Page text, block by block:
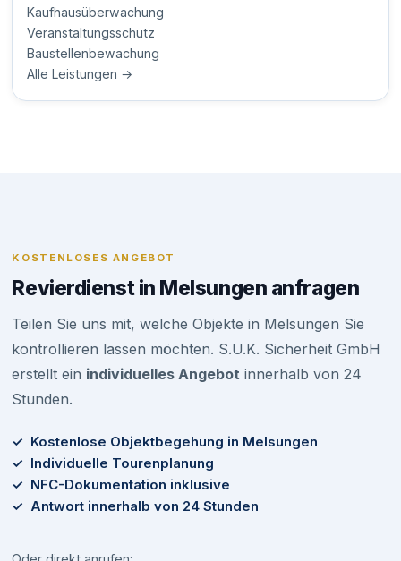
Kaufhausüberwachung
Veranstaltungsschutz
Baustellenbewachung
Alle Leistungen →
KOSTENLOSES ANGEBOT
Revierdienst in Melsungen anfragen
Teilen Sie uns mit, welche Objekte in Melsungen Sie
kontrollieren lassen möchten. S.U.K. Sicherheit GmbH
erstellt ein individuelles Angebot innerhalb von 24
Stunden.
✓ Kostenlose Objektbegehung in Melsungen
✓ Individuelle Tourenplanung
✓ NFC-Dokumentation inklusive
✓ Antwort innerhalb von 24 Stunden